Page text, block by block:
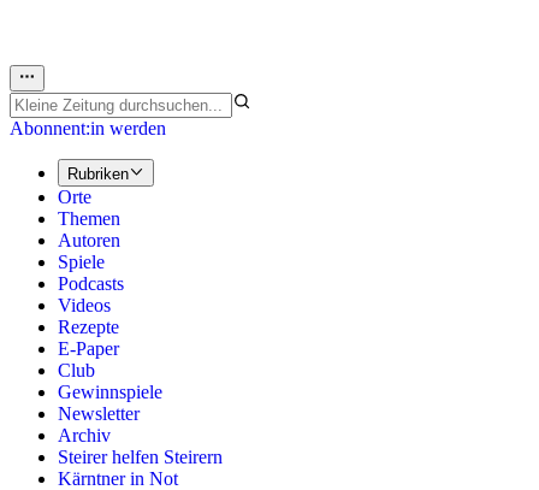
Abonnent:in werden
Rubriken
Orte
Themen
Autoren
Spiele
Podcasts
Videos
Rezepte
E-Paper
Club
Gewinnspiele
Newsletter
Archiv
Steirer helfen Steirern
Kärntner in Not